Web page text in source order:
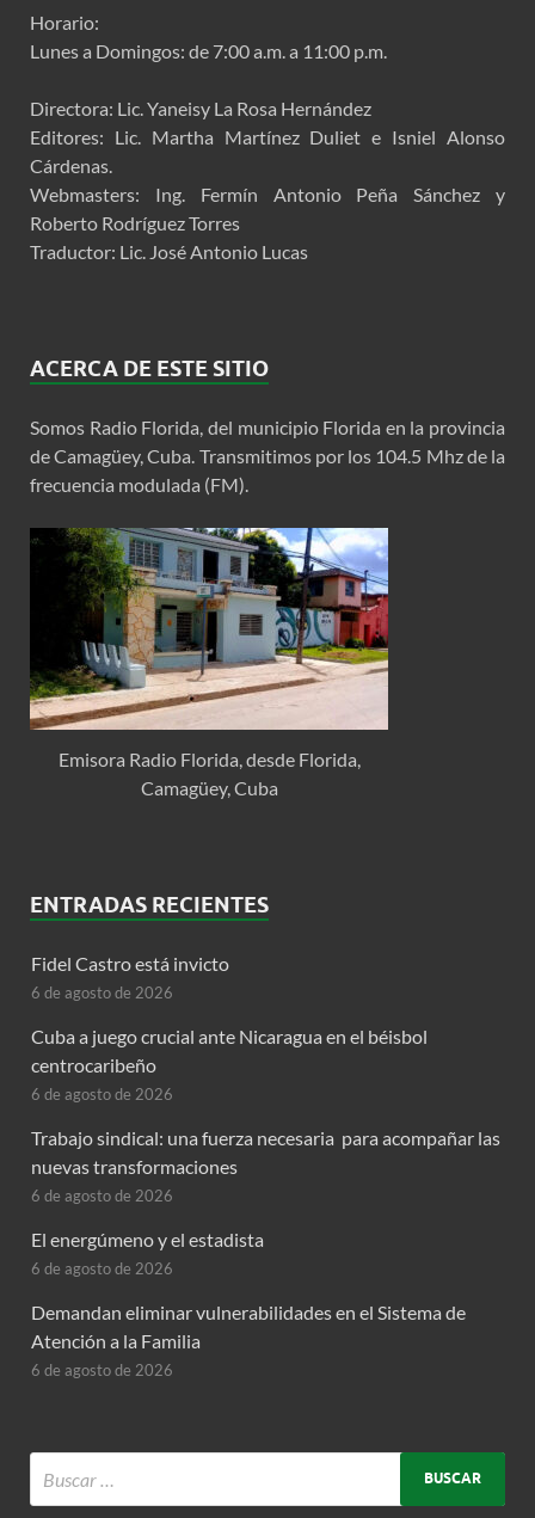
Horario:
Lunes a Domingos: de 7:00 a.m. a 11:00 p.m.
Directora: Lic. Yaneisy La Rosa Hernández
Editores: Lic. Martha Martínez Duliet e Isniel Alonso
Cárdenas.
Webmasters: Ing. Fermín Antonio Peña Sánchez y
Roberto Rodríguez Torres
Traductor: Lic. José Antonio Lucas
ACERCA DE ESTE SITIO
Somos Radio Florida, del municipio Florida en la provincia
de Camagüey, Cuba. Transmitimos por los 104.5 Mhz de la
frecuencia modulada (FM).
Emisora Radio Florida, desde Florida,
Camagüey, Cuba
ENTRADAS RECIENTES
Fidel Castro está invicto
6 de agosto de 2026
Cuba a juego crucial ante Nicaragua en el béisbol
centrocaribeño
6 de agosto de 2026
Trabajo sindical: una fuerza necesaria para acompañar las
nuevas transformaciones
6 de agosto de 2026
El energúmeno y el estadista
6 de agosto de 2026
Demandan eliminar vulnerabilidades en el Sistema de
Atención a la Familia
6 de agosto de 2026